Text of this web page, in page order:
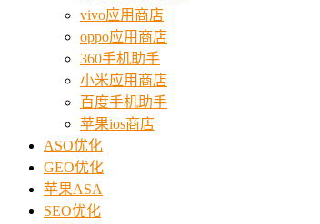
vivo应用商店
oppo应用商店
360手机助手
小米应用商店
百度手机助手
苹果ios商店
ASO优化
GEO优化
苹果ASA
SEO优化